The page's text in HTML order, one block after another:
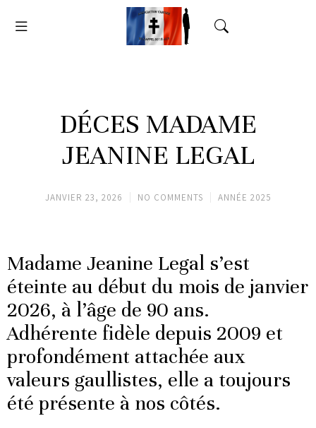
DÉCES MADAME
JEANINE LEGAL
JANVIER 23, 2026 NO COMMENTS ANNÉE 2025
Madame Jeanine Legal s’est
éteinte au début du mois de janvier
2026, à l’âge de 90 ans.
Adhérente fidèle depuis 2009 et
profondément attachée aux
valeurs gaullistes, elle a toujours
été présente à nos côtés.